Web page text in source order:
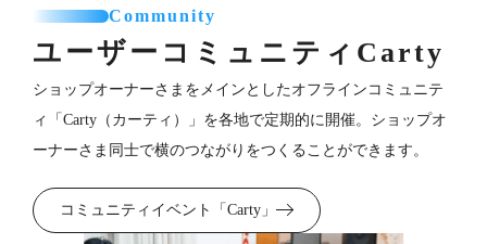
Community
ユーザーコミュニティ Carty
ショップオーナーさまをメインとしたオフラインコミュニテ
ィ「Carty（カーティ）」を各地で定期的に開催。ショップオ
ーナーさま同士で横のつながりをつくることができます。
コミュニティイベント「Carty」